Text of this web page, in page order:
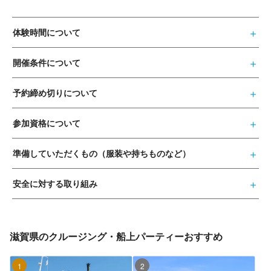
体験時間について
開催条件について
予約締め切りについて
参加資格について
準備していただくもの（服装や持ちものなど）
安全に対する取り組み
滋賀県のクルージング・船上パーティーおすすめ
1位 2位